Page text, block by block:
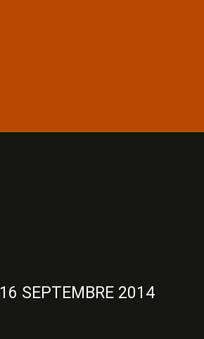
16 SEPTEMBRE 2014